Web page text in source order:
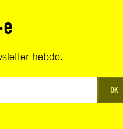
hebdo.
OK